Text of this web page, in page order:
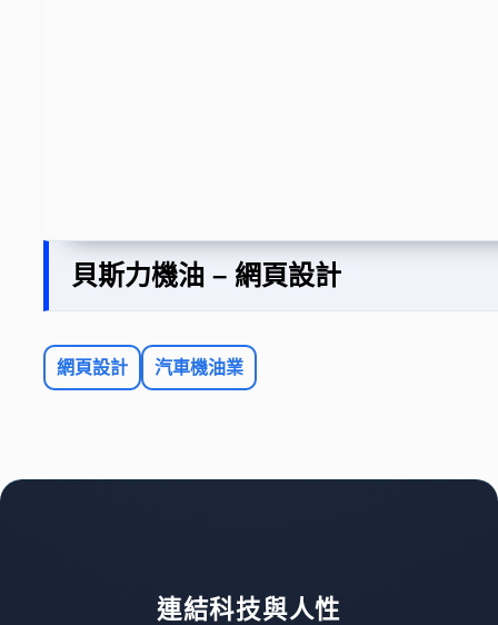
貝斯力機油 – 網頁設計
網頁設計 汽車機油業
連結科技與人性